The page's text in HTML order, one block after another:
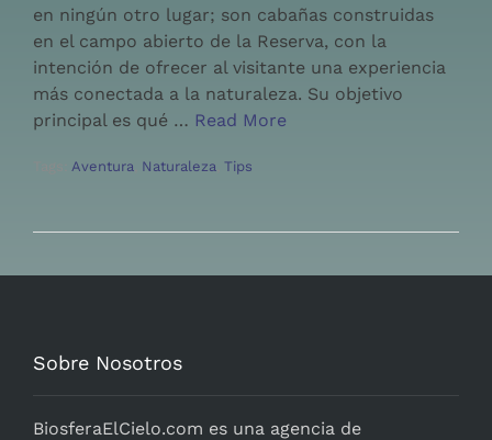
en ningún otro lugar; son cabañas construidas
en el campo abierto de la Reserva, con la
intención de ofrecer al visitante una experiencia
más conectada a la naturaleza. Su objetivo
principal es qué … Read More
Aventura Naturaleza Tips
Sobre Nosotros
BiosferaElCielo.com es una agencia de